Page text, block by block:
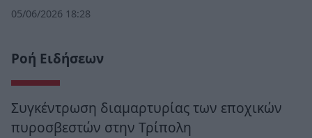
05/06/2026 18:28
Ροή Ειδήσεων
Συγκέντρωση διαμαρτυρίας των εποχικών
πυροσβεστών στην Τρίπολη